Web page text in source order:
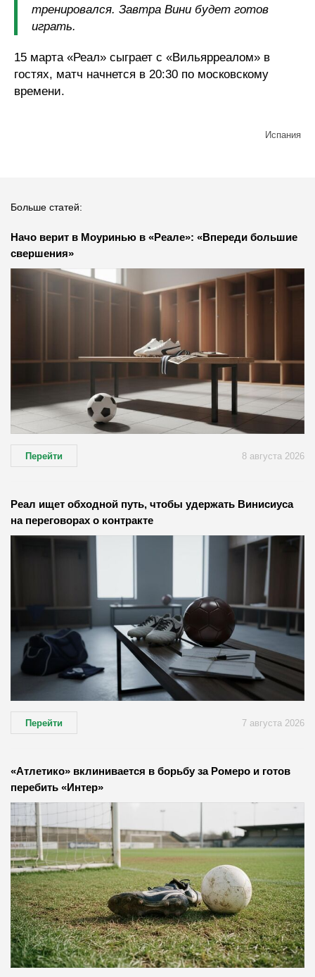
тренировался. Завтра Вини будет готов
играть.
15 марта «Реал» сыграет с «Вильярреалом» в
гостях, матч начнется в 20:30 по московскому
времени.
Испания
Больше статей:
Начо верит в Моуринью в «Реале»: «Впереди большие
свершения»
Перейти 8 августа 2026
Реал ищет обходной путь, чтобы удержать Винисиуса
на переговорах о контракте
Перейти 7 августа 2026
«Атлетико» вклинивается в борьбу за Ромеро и готов
перебить «Интер»